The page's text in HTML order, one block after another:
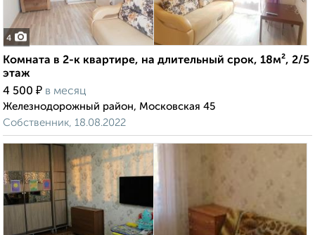
4
Комната в 2-к квартире, на длительный срок, 18м², 2/5
этаж
4 500 ₽ в месяц
Железнодорожный район, Московская 45
Собственник, 18.08.2022